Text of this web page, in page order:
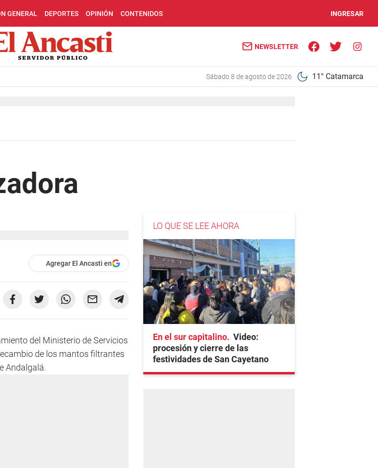
GENERAL DEPORTES OPINIÓN CONTENIDOS INGRESAR
NEWSLETTER
sábado 8 de agosto de 2026 11° Catamarca
Agregar El Ancasti en
del Ministerio de Servicios
de los mantos filtrantes
Andalgalá.
LO QUE SE LEE AHORA
En el sur capitalino
Video:
procesión y cierre de las
festividades de San Cayetano